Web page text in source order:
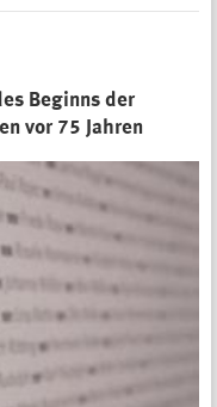
Beginns der
vor 75 Jahren